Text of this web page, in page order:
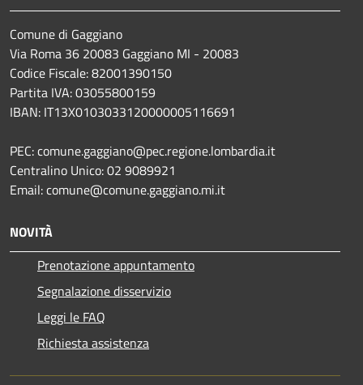
Comune di Gaggiano
Via Roma 36 20083 Gaggiano MI - 20083
Codice Fiscale: 82001390150
Partita IVA: 03055800159
IBAN: IT13X0103033120000005116691
PEC: comune.gaggiano@pec.regione.lombardia.it
Centralino Unico: 02 9089921
Email: comune@comune.gaggiano.mi.it
NOVITÀ
Prenotazione appuntamento
Segnalazione disservizio
Leggi le FAQ
Richiesta assistenza